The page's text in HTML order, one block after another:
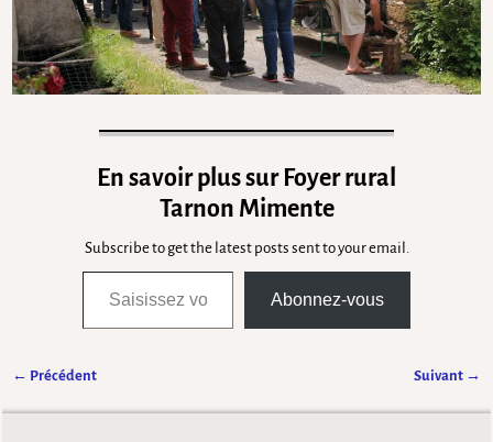
En savoir plus sur Foyer rural
Tarnon Mimente
Subscribe to get the latest posts sent to your email.
Abonnez-vous
← Précédent Suivant →